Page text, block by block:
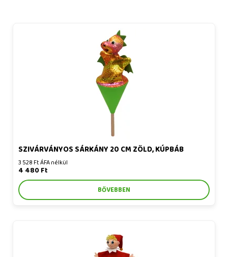
Szivárványos sárkány 20 cm zöld, kúpbáb
SZIVÁRVÁNYOS SÁRKÁNY 20 CM ZÖLD, KÚPBÁB
3 528 Ft ÁFA nélkül
4 480 Ft
BŐVEBBEN